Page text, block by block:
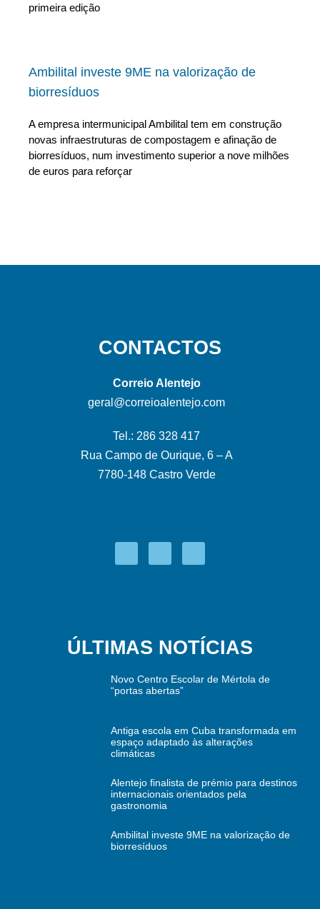
primeira edição
Ambilital investe 9ME na valorização de
biorresíduos
A empresa intermunicipal Ambilital tem em construção
novas infraestruturas de compostagem e afinação de
biorresíduos, num investimento superior a nove milhões
de euros para reforçar
CONTACTOS
Correio Alentejo
geral@correioalentejo.com
Tel.: 286 328 417
Rua Campo de Ourique, 6 – A
7780-148 Castro Verde
ÚLTIMAS NOTÍCIAS
Novo Centro Escolar de Mértola de
“portas abertas”
Antiga escola em Cuba transformada em
espaço adaptado às alterações
climáticas
Alentejo finalista de prémio para destinos
internacionais orientados pela
gastronomia
Ambilital investe 9ME na valorização de
biorresíduos